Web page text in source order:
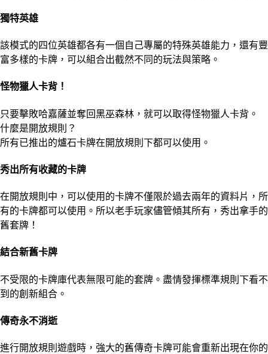
獨特英雄
該模式的四位英雄都各有一個自己專屬的特殊英雄能力，還有豐
富多樣的卡牌，可以組合出截然不同的玩法與策略。
怪物獵人卡背！
只要擊敗哈嘉薩並奪回黑巫森林，就可以取得怪物獵人卡背。
什麼是開放規則？
所有已推出的爐石卡牌在開放規則下都可以使用。
秀出所有收藏的卡牌
在開放規則中，可以使用的卡牌不僅限於過去兩年的資料片，所
有的卡牌都可以使用。所以老手玩家儘管傾其所有，秀出拿手的
舊套牌！
結合新舊卡牌
不受限的卡牌庫代表無限可能的套牌。盡情發揮標準規則下看不
到的創新組合。
傳奇永不消逝
進行開放規則遊戲時，強大的舊傳奇卡牌可能會重新出現在你的